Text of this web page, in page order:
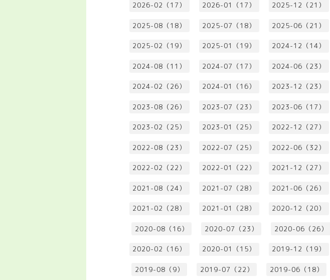
2026-02（17） 2026-01（17） 2025-12（21）
2025-08（18） 2025-07（18） 2025-06（21）
2025-02（19） 2025-01（19） 2024-12（14）
2024-08（11） 2024-07（17） 2024-06（23）
2024-02（26） 2024-01（16） 2023-12（23）
2023-08（26） 2023-07（23） 2023-06（17）
2023-02（25） 2023-01（25） 2022-12（27）
2022-08（23） 2022-07（25） 2022-06（32）
2022-02（22） 2022-01（22） 2021-12（27）
2021-08（24） 2021-07（28） 2021-06（26）
2021-02（28） 2021-01（28） 2020-12（20）
2020-08（16） 2020-07（23） 2020-06（26）
2020-02（16） 2020-01（15） 2019-12（19）
2019-08（9） 2019-07（22） 2019-06（18）